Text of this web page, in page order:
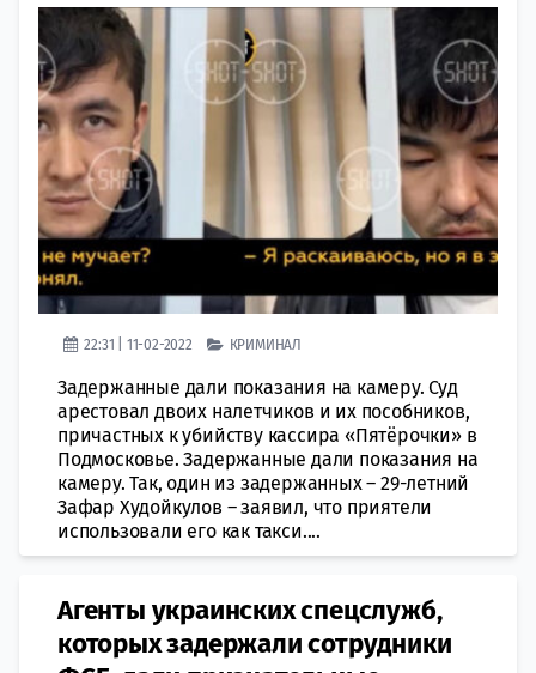
22:31 | 11-02-2022 КРИМИНАЛ
Задержанные дали показания на камеру. Суд
арестовал двоих налетчиков и их пособников,
причастных к убийству кассира «Пятёрочки» в
Подмосковье. Задержанные дали показания на
камеру. Так, один из задержанных – 29-летний
Зафар Худойкулов – заявил, что приятели
использовали его как такси....
Агенты украинских спецслужб,
которых задержали сотрудники